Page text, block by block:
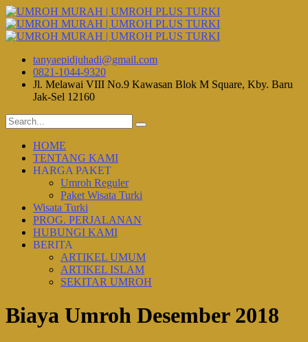
tanyaepidjuhadi@gmail.com
0821-1044-9320
Jl. Melawai VIII No.9 Kawasan Blok M Square, Kby. Baru
Jak-Sel 12160
HOME
TENTANG KAMI
HARGA PAKET
Umroh Reguler
Paket Wisata Turki
Wisata Turki
PROG. PERJALANAN
HUBUNGI KAMI
BERITA
ARTIKEL UMUM
ARTIKEL ISLAM
SEKITAR UMROH
Biaya Umroh Desember 2018